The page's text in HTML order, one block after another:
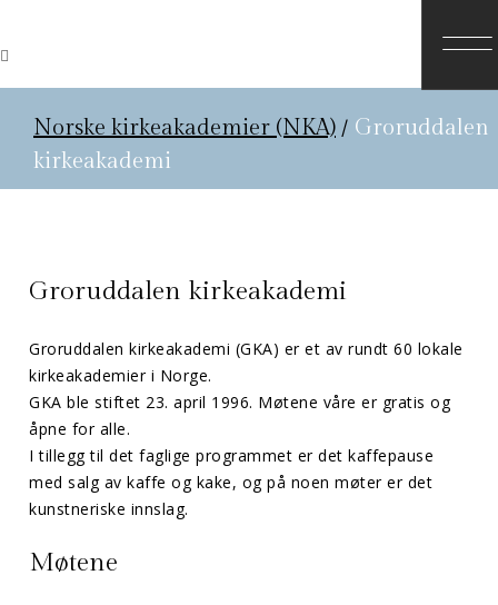
Norske kirkeakademier (NKA) / Groruddalen
kirkeakademi
Groruddalen kirkeakademi
Groruddalen kirkeakademi (GKA) er et av rundt 60 lokale
kirkeakademier i Norge.
GKA ble stiftet 23. april 1996. Møtene våre er gratis og
åpne for alle.
I tillegg til det faglige programmet er det kaffepause
med salg av kaffe og kake, og på noen møter er det
kunstneriske innslag.
Møtene